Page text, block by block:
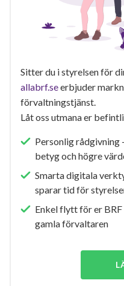
Sitter du i styrelsen för
allabrf.seerbjuder
förvaltningstjänst.
Låt oss utmana er
Personlig rådgivning
betyg och högre
Smarta digitala
sparar tid för
Enkel flytt för er
gamla förvaltaren